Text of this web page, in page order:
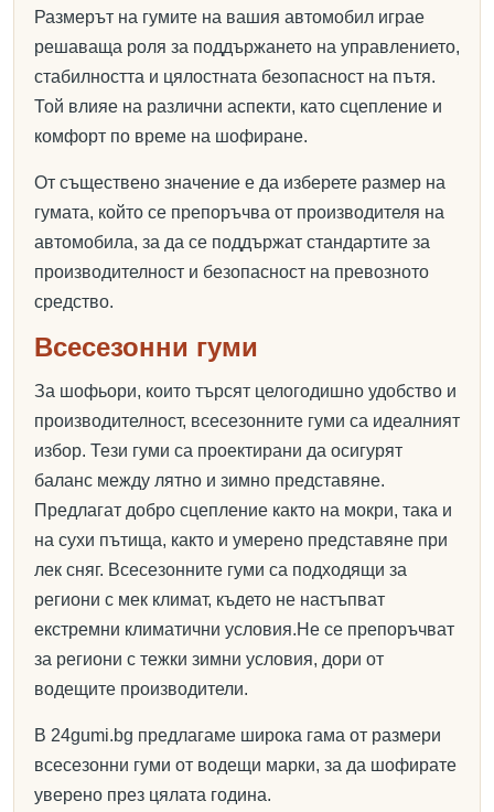
Размерът на гумите на вашия автомобил играе
решаваща роля за поддържането на управлението,
стабилността и цялостната безопасност на пътя.
Той влияе на различни аспекти, като сцепление и
комфорт по време на шофиране.
От съществено значение е да изберете размер на
гумата, който се препоръчва от производителя на
автомобила, за да се поддържат стандартите за
производителност и безопасност на превозното
средство.
Всесезонни гуми
За шофьори, които търсят целогодишно удобство и
производителност, всесезонните гуми са идеалният
избор. Тези гуми са проектирани да осигурят
баланс между лятно и зимно представяне.
Предлагат добро сцепление както на мокри, така и
на сухи пътища, както и умерено представяне при
лек сняг. Всесезонните гуми са подходящи за
региони с мек климат, където не настъпват
екстремни климатични условия.Не се препоръчват
за региони с тежки зимни условия, дори от
водещите производители.
В 24gumi.bg предлагаме широка гама от размери
всесезонни гуми от водещи марки, за да шофирате
уверено през цялата година.